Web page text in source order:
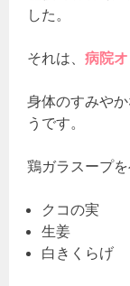
した。
それは、病院
身体のすみや
うです。
鶏ガラスープを
クコの実
生姜
白きくらげ